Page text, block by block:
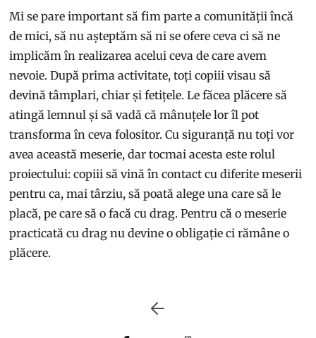
Mi se pare important să fim parte a comunității încă
de mici, să nu așteptăm să ni se ofere ceva ci să ne
implicăm în realizarea acelui ceva de care avem
nevoie. După prima activitate, toți copiii visau să
devină tâmplari, chiar și fetițele. Le făcea plăcere să
atingă lemnul și să vadă că mânuțele lor îl pot
transforma în ceva folositor. Cu siguranță nu toți vor
avea această meserie, dar tocmai acesta este rolul
proiectului: copiii să vină în contact cu diferite meserii
pentru ca, mai târziu, să poată alege una care să le
placă, pe care să o facă cu drag. Pentru că o meserie
practicată cu drag nu devine o obligație ci rămâne o
plăcere.